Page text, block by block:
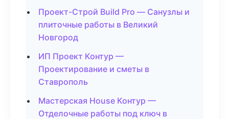
Проект-Строй Build Pro — Санузлы и
плиточные работы в Великий
Новгород
ИП Проект Контур —
Проектирование и сметы в
Ставрополь
Мастерская House Контур —
Отделочные работы под ключ в